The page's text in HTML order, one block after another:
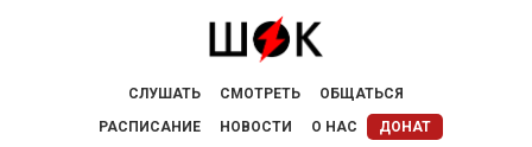
СЛУШАТЬ СМОТРЕТЬ
ОБЩАТЬСЯ
РАСПИСАНИЕ
НОВОСТИ О НАС ДОНАТ